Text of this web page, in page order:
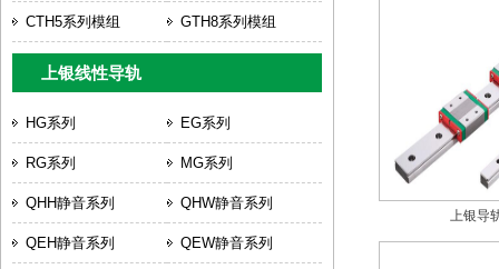
CTH5系列模组 GTH8系列模组
上银线性导轨
HG系列 EG系列
RG系列 MG系列
QHH静音系列 QHW静音系列
QEH静音系列 QEW静音系列
上银导